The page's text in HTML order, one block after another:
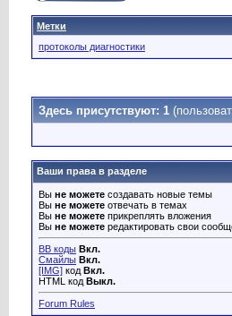
Метки
протоколы диагностики
Здесь присутствуют: 1
Ваши права в разделе
Вы не можете создавать новые темы
Вы не можете отвечать в темах
Вы не можете прикреплять вложения
Вы не можете редактировать свои
BB коды Вкл.
Смайлы Вкл.
[IMG] код Вкл.
HTML код Выкл.
Forum Rules